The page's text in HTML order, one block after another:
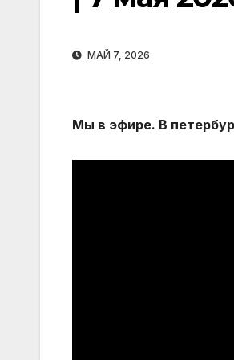
МАЙ 7, 2026
Мы в эфире. В